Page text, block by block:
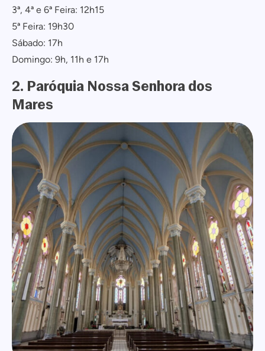
3ª, 4ª e 6ª Feira: 12h15
5ª Feira: 19h30
Sábado: 17h
Domingo: 9h, 11h e 17h
2. Paróquia Nossa Senhora dos
Mares